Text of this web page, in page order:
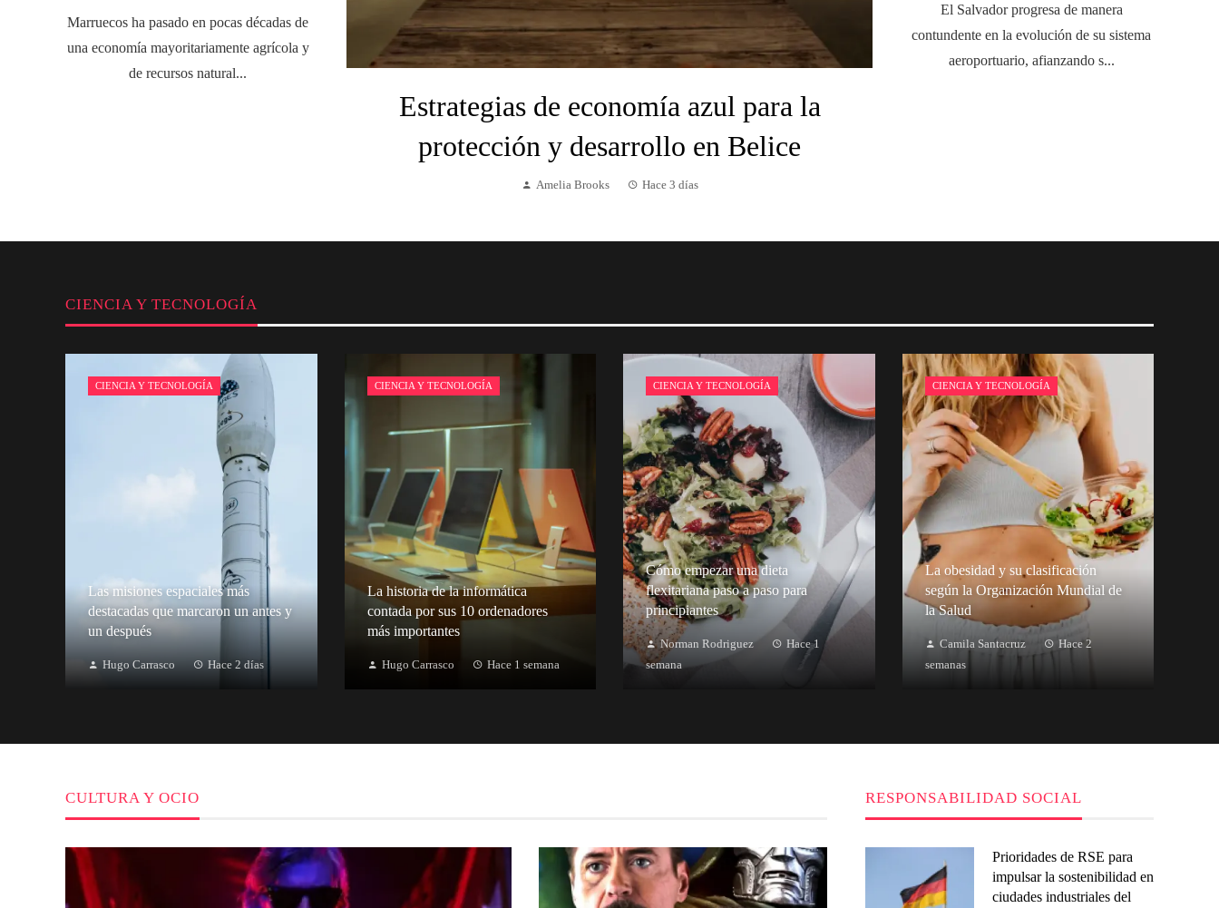
Estrategias de economía azul para la
protección y desarrollo en Belice
Amelia Brooks Hace 3 días
Marruecos ha pasado en pocas décadas de
una economía mayoritariamente agrícola y
de recursos natural...
El Salvador progresa de manera
contundente en la evolución de su sistema
aeroportuario, afianzando s...
CIENCIA Y TECNOLOGÍA
CIENCIA Y TECNOLOGÍA
Las misiones espaciales más
destacadas que marcaron un antes y
un después
Hugo Carrasco Hace 2 días
CIENCIA Y TECNOLOGÍA
La historia de la informática
contada por sus 10 ordenadores
más importantes
Hugo Carrasco Hace 1 semana
CIENCIA Y TECNOLOGÍA
Cómo empezar una dieta
flexitariana paso a paso para
principiantes
Norman Rodriguez
Hace 1
semana
CIENCIA Y TECNOLOGÍA
La obesidad y su clasificación
según la Organización Mundial de
la Salud
Camila Santacruz
Hace 2
semanas
CULTURA Y OCIO RESPONSABILIDAD SOCIAL
Prioridades de RSE para
impulsar la sostenibilidad en
ciudades industriales del